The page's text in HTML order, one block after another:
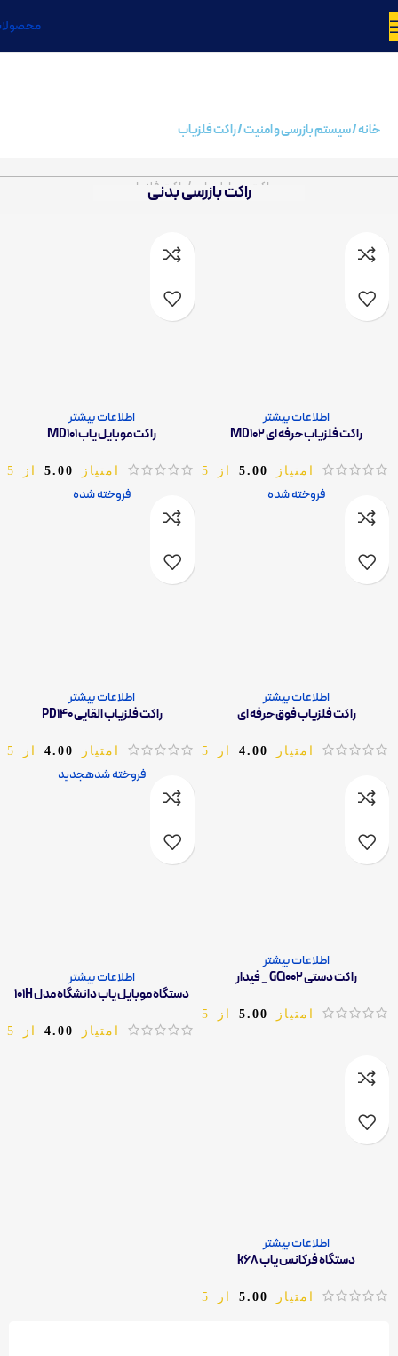
خانه سیستم بازرسی و امنیت راکت فلزیاب
راکت بازرسی بدنی
راکت موبایل یاب / راکت فلزیاب
اطلاعات بیشتر
راکت فلزیاب حرفه ای MD102
امتیاز 5.00 از 5
اطلاعات بیشتر
راکت موبایل یاب MD101
امتیاز 5.00 از 5
فروخته شده
اطلاعات بیشتر
راکت فلزیاب فوق حرفه ای
امتیاز 4.00 از 5
فروخته شده
اطلاعات بیشتر
راکت فلزیاب القایی PD140
امتیاز 4.00 از 5
اطلاعات بیشتر
راکت دستی GC1002 _ فیدار
امتیاز 5.00 از 5
فروخته شدهجدید
اطلاعات بیشتر
دستگاه موبایل یاب دانشگاه مدل 101H
امتیاز 4.00 از 5
اطلاعات بیشتر
دستگاه فرکانس یاب k68
امتیاز 5.00 از 5